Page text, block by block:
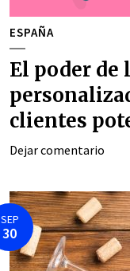
ESPAÑA
El poder de
clientes
Dejar comentario
SEP
30